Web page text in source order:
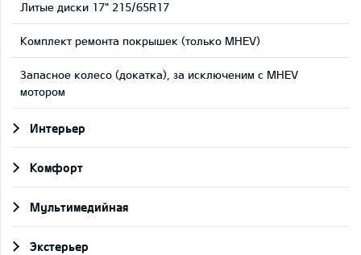
Литые диски 17" 215/65R17
Комплект ремонта покрышек (только MHEV)
Запасное колесо (докатка), за исключеним с MHEV
мотором
Интерьер
Комфорт
Мультимедийная
Экстерьер